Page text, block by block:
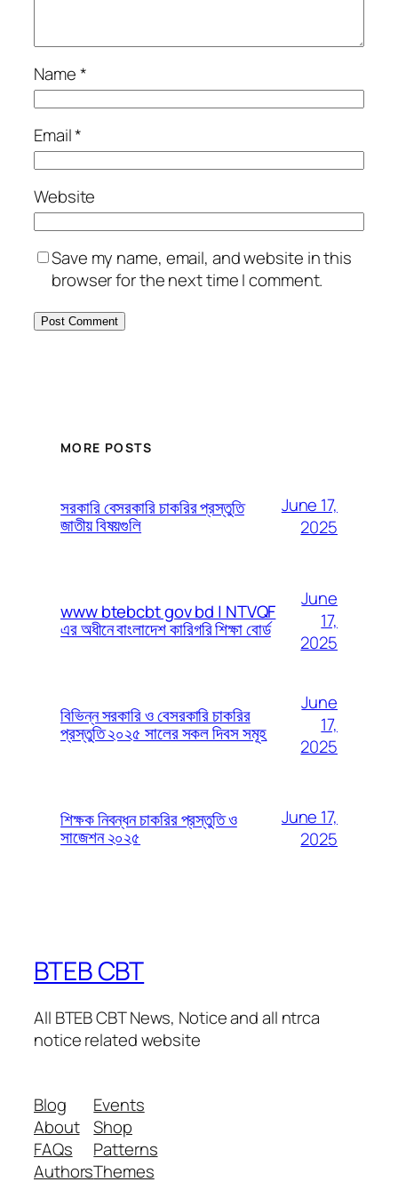
Name*
Email*
Website
Save my name, email, and website in this
browser for the next time I comment.
MORE POSTS
সরকারি বেসরকারি চাকরির প্রস্তুতি
জাতীয় বিষয়গুলি
June 17,
2025
www btebcbt gov bd | NTVQF
এর অধীনে বাংলাদেশ কারিগরি শিক্ষা বোর্ড
June
17,
2025
বিভিন্ন সরকারি ও বেসরকারি চাকরির
প্রস্তুতি ২০২৫ সালের সকল দিবস সমূহ
June
17,
2025
শিক্ষক নিবন্ধন চাকরির প্রস্তুতি ও
সাজেশন ২০২৫
June 17,
2025
BTEB CBT
All BTEB CBT News, Notice and all ntrca
notice related website
Blog
About
FAQs
Authors
Events
Shop
Patterns
Themes